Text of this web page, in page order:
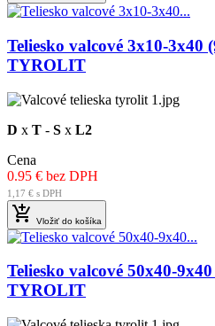
Teliesko valcové 3x10-3x40
TYROLIT
D x T - S x L2
Cena
0.95 € bez DPH
1,17 € s DPH
 Vložiť do košíka
Teliesko valcové 50x40-
TYROLIT